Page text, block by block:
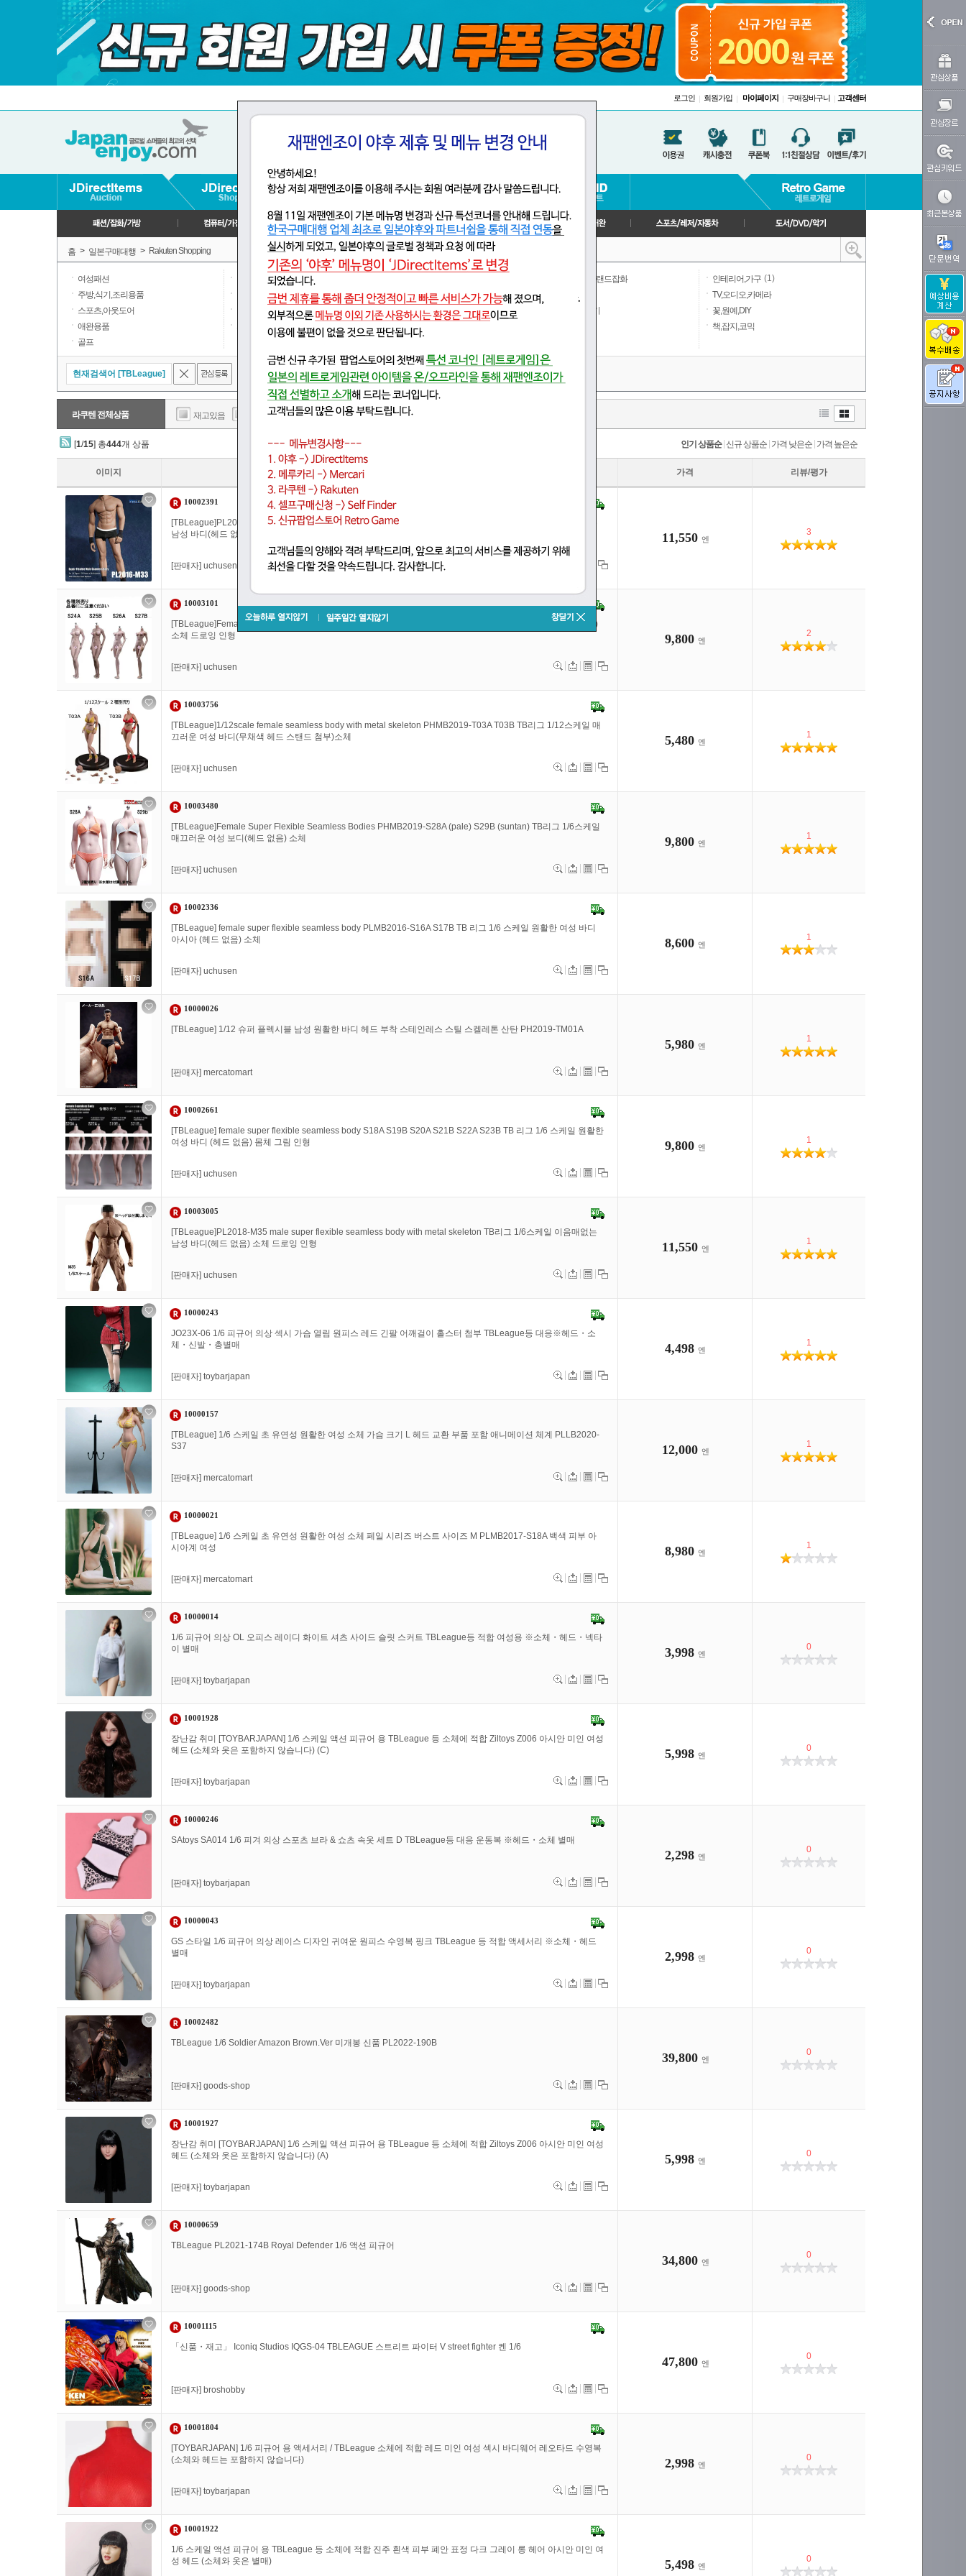
로그인 | 회원가입 | 마이페이지 | 구매장바구니 | 고객센터
홈 > 일본구매대행 > Rakuten Shopping
여성패션 가방,소품,브랜드잡화 인테리어,가구 (1)
주방,식기,조리용품
일용품,잡화,문구 컴퓨터,주변기기 가전제품
TV,오디오,카메라
스포츠,아웃도어
미용,코스메틱,향수 취미,게임,장난감 (346) CD,DVD,악기
꽃,원예,DIY
애완용품
자동차,오토바이 자동차,오토바이용품
책,잡지,코믹
골프
현재검색어 [TBLeague] 결과내검색 검색어제외 새로검색
라쿠텐 전체상품 재고있음 일본내 무료배송 판매가
[1/15] 총444개 상품 인기 상품순 신규 상품순 가격 낮은순 가격 높은순
이미지 가격 리뷰/평가
10002391
[TBLeague]PL2016-M33 male super flexible seamless body with metal skeleton TB리그 1/6스케일 이음매없는
남성 바디(헤드 없음) 소체 드로잉 인형
[판매자] uchusen
11,550 엔
3
10003101
[TBLeague]Female Seamless Bodies S24A S25B S26A S27B TB리그 1/6스케일 매끄러운 여성 바디(헤드 없음)
소체 드로잉 인형
[판매자] uchusen
9,800 엔
2
10003756
[TBLeague]1/12scale female seamless body with metal skeleton PHMB2019-T03A T03B TB리그 1/12스케일 매
끄러운 여성 바디(무채색 헤드 스탠드 첨부)소체
[판매자] uchusen
5,480 엔
1
10003480
[TBLeague]Female Super Flexible Seamless Bodies PHMB2019-S28A (pale) S29B (suntan) TB리그 1/6스케일
매끄러운 여성 보디(헤드 없음) 소체
[판매자] uchusen
9,800 엔
1
10002336
[TBLeague] female super flexible seamless body PLMB2016-S16A S17B TB 리그 1/6 스케일 원활한 여성 바디
아시아 (헤드 없음) 소체
[판매자] uchusen
8,600 엔
1
10000026
[TBLeague] 1/12 슈퍼 플렉시블 남성 원활한 바디 헤드 부착 스테인레스 스틸 스켈레톤 산탄 PH2019-TM01A
[판매자] mercatomart
5,980 엔
1
10002661
[TBLeague] female super flexible seamless body S18A S19B S20A S21B S22A S23B TB 리그 1/6 스케일 원활한
여성 바디 (헤드 없음) 몸체 그림 인형
[판매자] uchusen
9,800 엔
1
10003005
[TBLeague]PL2018-M35 male super flexible seamless body with metal skeleton TB리그 1/6스케일 이음매없는
남성 바디(헤드 없음) 소체 드로잉 인형
[판매자] uchusen
11,550 엔
1
10000243
JO23X-06 1/6 피규어 의상 섹시 가슴 열림 원피스 레드 긴팔 어깨걸이 홀스터 첨부 TBLeague등 대응※헤드・소
체・신발・총별매
[판매자] toybarjapan
4,498 엔
1
10000157
[TBLeague] 1/6 스케일 초 유연성 원활한 여성 소체 가슴 크기 L 헤드 교환 부품 포함 애니메이션 체계 PLLB2020-
S37
[판매자] mercatomart
12,000 엔
1
10000021
[TBLeague] 1/6 스케일 초 유연성 원활한 여성 소체 페일 시리즈 버스트 사이즈 M PLMB2017-S18A 백색 피부 아
시아계 여성
[판매자] mercatomart
8,980 엔
1
10000014
1/6 피규어 의상 OL 오피스 레이디 화이트 셔츠 사이드 슬릿 스커트 TBLeague등 적합 여성용 ※소체・헤드・넥타
이 별매
[판매자] toybarjapan
3,998 엔
0
10001928
장난감 취미 [TOYBARJAPAN] 1/6 스케일 액션 피규어 용 TBLeague 등 소체에 적합 Ziltoys Z006 아시안 미인 여성
헤드 (소체와 옷은 포함하지 않습니다) (C)
[판매자] toybarjapan
5,998 엔
0
10000246
SAtoys SA014 1/6 피겨 의상 스포츠 브라 & 쇼츠 속옷 세트 D TBLeague등 대응 운동복 ※헤드・소체 별매
[판매자] toybarjapan
2,298 엔
0
10000043
GS 스타일 1/6 피규어 의상 레이스 디자인 귀여운 원피스 수영복 핑크 TBLeague 등 적합 액세서리 ※소체・헤드
별매
[판매자] toybarjapan
2,998 엔
0
10002482
TBLeague 1/6 Soldier Amazon Brown.Ver 미개봉 신품 PL2022-190B
[판매자] goods-shop
39,800 엔
0
10001927
장난감 취미 [TOYBARJAPAN] 1/6 스케일 액션 피규어 용 TBLeague 등 소체에 적합 Ziltoys Z006 아시안 미인 여성
헤드 (소체와 옷은 포함하지 않습니다) (A)
[판매자] toybarjapan
5,998 엔
0
10000659
TBLeague PL2021-174B Royal Defender 1/6 액션 피규어
[판매자] goods-shop
34,800 엔
0
10001115
「신품・재고」 Iconiq Studios IQGS-04 TBLEAGUE 스트리트 파이터 V street fighter 켄 1/6
[판매자] broshobby
47,800 엔
0
10001804
[TOYBARJAPAN] 1/6 피규어 용 액세서리 / TBLeague 소체에 적합 레드 미인 여성 섹시 바디웨어 레오타드 수영복
(소체와 헤드는 포함하지 않습니다)
[판매자] toybarjapan
2,998 엔
0
10001922
1/6 스케일 액션 피규어 용 TBLeague 등 소체에 적합 진주 흰색 피부 폐안 표정 다크 그레이 롱 헤어 아시안 미인 여
성 헤드 (소체와 옷은 별매)
5,498 엔
0